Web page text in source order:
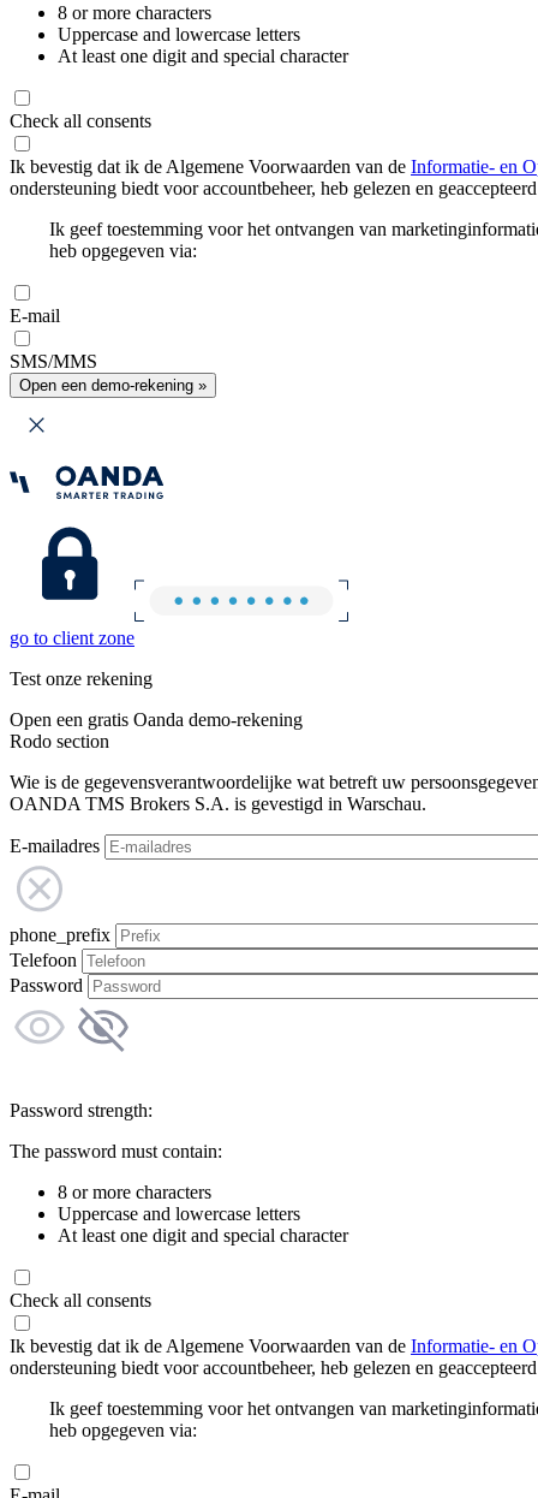
8 or more characters
Uppercase and lowercase letters
At least one digit and special character
Check all consents
Ik bevestig dat ik de Algemene Voorwaarden van de Informatie- en
ondersteuning biedt voor accountbeheer, heb gelezen en
Ik geef toestemming voor het ontvangen van
heb opgegeven via:
E-mail
SMS/MMS
Open een demo-rekening »
go to client zone
Test onze rekening
Open een gratis Oanda demo-rekening
Rodo section
Wie is de gegevensverantwoordelijke wat betreft uw
OANDA TMS Brokers S.A. is gevestigd in Warschau.
E-mailadres
phone_prefix
Telefoon
Password
Password strength:
The password must contain:
8 or more characters
Uppercase and lowercase letters
At least one digit and special character
Check all consents
Ik bevestig dat ik de Algemene Voorwaarden van de Informatie- en
ondersteuning biedt voor accountbeheer, heb gelezen en
Ik geef toestemming voor het ontvangen van
heb opgegeven via: